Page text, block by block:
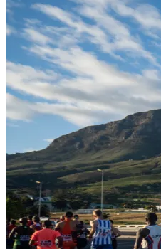
เข้าสู่ระบบ
ตะกร้าสินค้า /0.00฿0
ไม่มีสินค้าในตะกร้า
ค้นหา:
0
ตะกร้าสินค้า
ไม่มีสินค้าในตะกร้า